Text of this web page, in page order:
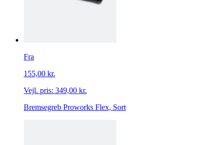
Fra
155,00 kr.
Vejl. pris: 349,00 kr.
Bremsegreb Proworks Flex, Sort